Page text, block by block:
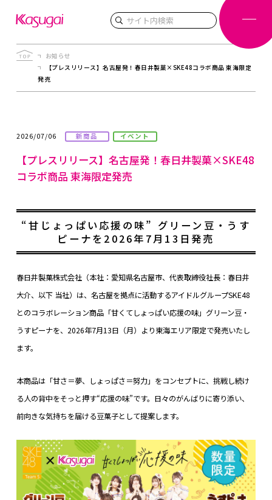
検索
お知らせ
【プレスリリース】名古屋発！春日井製菓×SKE48コラボ商品 東海限定
発売
2026/07/06 新商品 イベント
【プレスリリース】名古屋発！春日井製菓×SKE48
コラボ商品 東海限定発売
“甘じょっぱい応援の味” グリーン豆・うす
ピーナを2026年7月13日発売
春日井製菓株式会社（本社：愛知県名古屋市、代表取締役社長：春日井
大介、以下 当社）は、名古屋を拠点に活動するアイドルグループSKE48
とのコラボレーション商品「甘くてしょっぱい応援の味」グリーン豆・
うすピーナを、2026年7月13日（月）より東海エリア限定で発売いたし
ます。
本商品は「甘さ＝夢、しょっぱさ＝努力」をコンセプトに、挑戦し続け
る人の背中をそっと押す“応援の味”です。日々のがんばりに寄り添い、
前向きな気持ちを届ける豆菓子として提案します。